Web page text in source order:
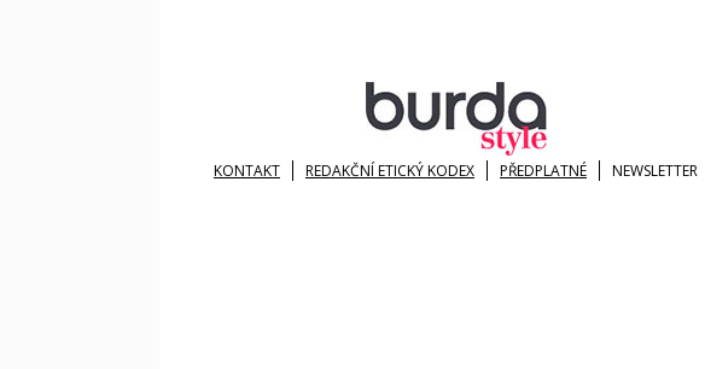
KONTAKT REDAKČNÍ ETICKÝ KODEX PŘEDPLATNÉ NEWSLETTER